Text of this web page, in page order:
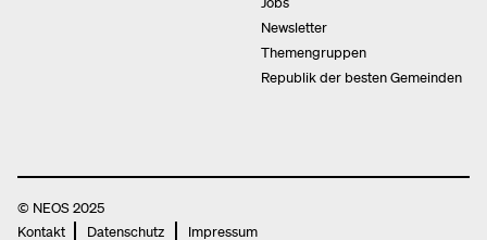
Newsletter
Themengruppen
Republik der besten Gemeinden
© NEOS 2025
Kontakt
Datenschutz Impressum